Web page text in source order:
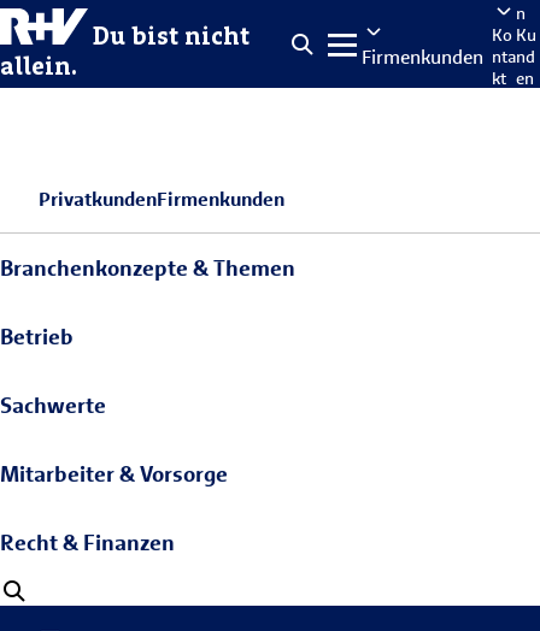
Du bist nicht
allein.
Firmenkunden
Ko
nta
kt
n
Ku
nd
en
PrivatkundenFirmenkunden
Branchenkonzepte & Themen
Betrieb
Sachwerte
Mitarbeiter & Vorsorge
Recht & Finanzen